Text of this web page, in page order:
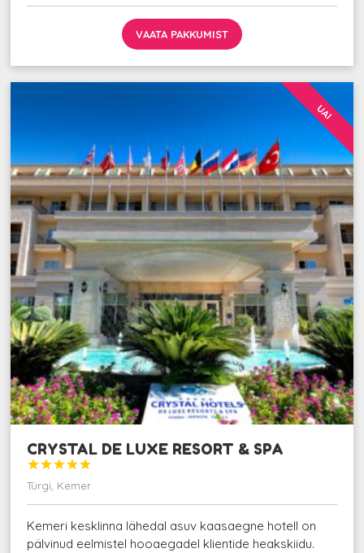
VAATA PAKKUMIST
UAI
CRYSTAL DE LUXE RESORT & SPA





Türgi, Kemer
Kemeri kesklinna lähedal asuv kaasaegne hotell on
pälvinud eelmistel hooaegadel klientide heakskiidu.